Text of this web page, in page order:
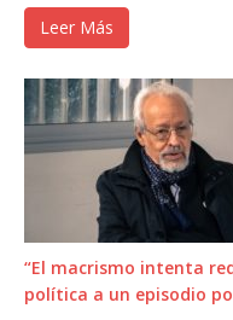
Leer Más
“El macrismo intenta
política a un episodio